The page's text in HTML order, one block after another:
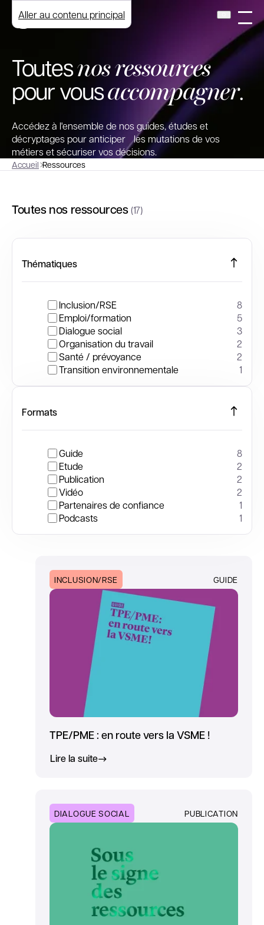
Aller au contenu principal
Toutesnos ressources
pour vousaccompagner.
Accédez à l'ensemble de nos guides, études et
décryptages pour anticiper les mutations de vos
métiers et sécuriser vos décisions.
Accueil Ressources
Toutes nos ressources(17)
Thématiques
Inclusion/RSE
8
Emploi/formation
5
Dialogue social
3
Organisation du travail
2
Santé / prévoyance
2
Transition environnementale
1
Formats
Guide
8
Etude
2
Publication
2
Vidéo
2
Partenaires de confiance
1
Podcasts
1
INCLUSION/RSE GUIDE
TPE/PME : en route vers la VSME !
Lire la suite
DIALOGUE SOCIAL PUBLICATION